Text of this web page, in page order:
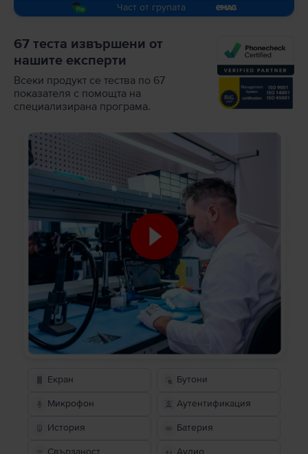
Част от групата
67 теста извършени от
нашите експерти
Всеки продукт се тества по 67
показателя с помощта на
специализирана програма.
Екран Бутони
Микрофон Аутентификация
История Батерия
Свързаност Аудио